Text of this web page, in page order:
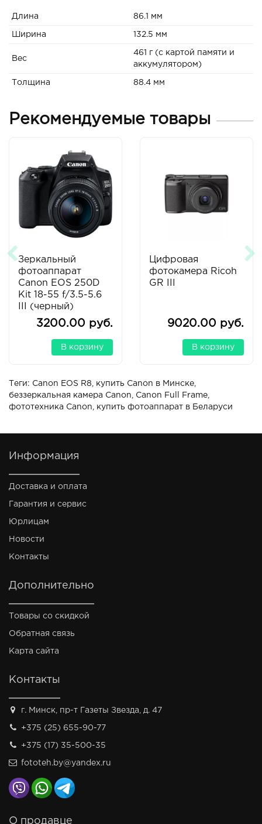
Длина 86.1 мм
Ширина 132.5 мм
Вес
461 г (с картой памяти и
аккумулятором)
Толщина 88.4 мм
Рекомендуемые товары
Зеркальный
фотоаппарат
Canon EOS 250D
Kit 18-55 f/3.5-5.6
III (черный)
3200.00 руб.
В корзину
Цифровая
фотокамера Ricoh
GR III
9020.00 руб.
В корзину
Теги: Canon EOS R8 купить Canon в Минске
беззеркальная камера Canon
Canon Full Frame
фототехника Canon
купить фотоаппарат в Беларуси
Информация
Доставка и оплата
Гарантия и сервис
Юрлицам
Новости
Контакты
Дополнительно
Товары со скидкой
Обратная связь
Карта сайта
Контакты
г. Минск, пр-т Газеты Звезда, д. 47
+375 (25) 655-90-77
+375 (17) 35-500-35
fototeh.by@yandex.ru
О продавце